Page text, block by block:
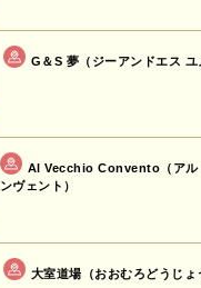
G＆S 夢（ジーアンドエス ユ
Al Vecchio Convento（アル
ンヴェント）
大室道場（おおむろどうじょ